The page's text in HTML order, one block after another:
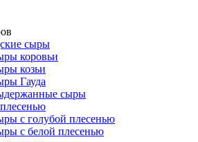
сыры
коровьи
козьи
Гауда
сыры
с голубой плесенью
с белой плесенью